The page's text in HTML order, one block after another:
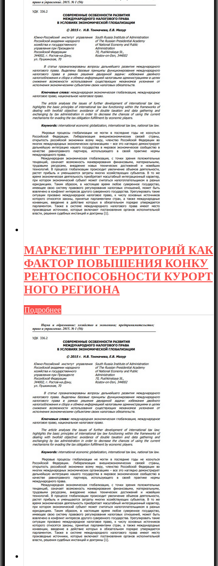
МАРКЕТИНГ ТЕРРИТОРИЙ КАК
ФАКТОР ПОВЫШЕНИЯ КОНКУ
РЕНТОСПОСОБНОСТИ КУРОРТ
НОГО РЕГИОНА
Подробнее